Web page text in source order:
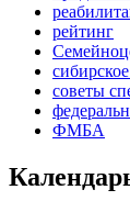
рейтинг
советы
ФМБА